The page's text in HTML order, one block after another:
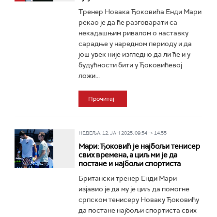
Тренер Новака Ђоковића Енди Мари
рекао је да ће разговарати са
некадашњим ривалом о наставку
сарадње у наредном периоду и да
још увек није изгледно да ли ће и у
будућности бити у Ђоковићевој
ложи...
Прочитај
НЕДЕЉА, 12. ЈАН 2025, 09:54 -> 14:55
Мари: Ђоковић је најбољи тенисер
свих времена, а циљ ми је да
постане и најбољи спортиста
Британски тренер Енди Мари
изјавио је да му је циљ да помогне
српском тенисеру Новаку Ђоковићу
да постане најбољи спортиста свих